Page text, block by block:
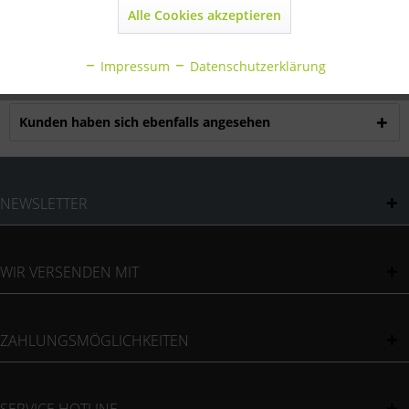
Bewertungen lesen, schreiben und diskutieren...mehr
Kunden haben sich ebenfalls angesehen
NEWSLETTER
WIR VERSENDEN MIT
ZAHLUNGSMÖGLICHKEITEN
Inaktiv
Sonstige
Alle Cookies akzeptieren
Impressum Datenschutzerklärung